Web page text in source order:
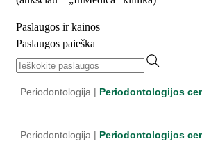
Paslaugos ir kainos
Paslaugos paieška
Periodontologija | Periodontologijos
Periodontologija | Periodontologijos